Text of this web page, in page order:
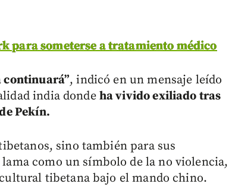
para someterse a tratamiento médico
, indicó en un mensaje leído
india dondeha vivido exiliado tras
Pekín.
sino también para sus
como un símbolo de la no violencia,
tibetana bajo el mando chino.